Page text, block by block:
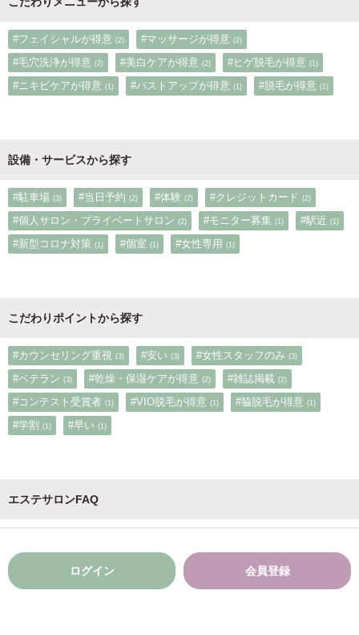
#フェイシャルが得意 (2) #マッサージが得意 (2)
#毛穴洗浄が得意 (2) #美白ケアが得意 (2) #ヒゲ脱毛が得意 (1)
#ニキビケアが得意 (1) #バストアップが得意 (1) #脱毛が得意 (1)
設備・サービスから探す
#駐車場 (3) #当日予約 (2) #体験 (2) #クレジットカード (2)
#個人サロン・プライベートサロン (2) #モニター募集 (1) #駅近 (1)
#新型コロナ対策 (1) #個室 (1) #女性専用 (1)
こだわりポイントから探す
#カウンセリング重視 (3) #安い (3) #女性スタッフのみ (3)
#ベテラン (3) #乾燥・保湿ケアが得意 (2) #雑誌掲載 (2)
#コンテスト受賞者 (1) #VIO脱毛が得意 (1) #脇脱毛が得意 (1)
#学割 (1) #早い (1)
エステサロンFAQ
ログイン 会員登録